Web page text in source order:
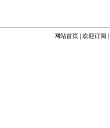
网站首页| 欢迎订阅